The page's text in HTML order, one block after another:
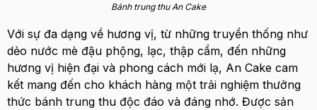
Bánh trung thu An Cake
Với sự đa dạng về hương vị, từ những truyền thống như
dẻo nước mè đậu phộng, lạc, thập cẩm, đến những
hương vị hiện đại và phong cách mới lạ, An Cake cam
kết mang đến cho khách hàng một trải nghiệm thưởng
thức bánh trung thu độc đáo và đáng nhớ. Được sản